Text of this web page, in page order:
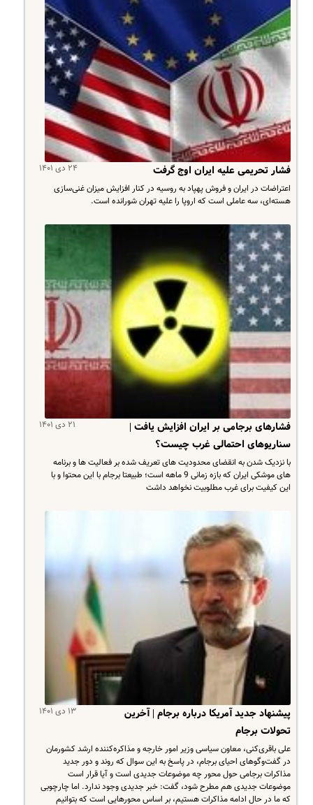
۲۴ دی ۱۴۰۱ فشار تحریمی علیه ایران اوج گرفت
اعتراضات در ایران و فروش پهپاد به روسیه در کنار افزایش میزان غنی‌سازی
هسته‌ای، سه عاملی است که اروپا را علیه تهران شورانده است.
۲۱ دی ۱۴۰۱
فشارهای برجامی بر ایران افزایش یافت |
سناریوهای احتمالی غرب چیست؟
با نزدیک شدن به انقضای محدودیت های تعریف شده بر فعالیت ها و برنامه
های موشکی ایران که بازه زمانی 9 ماهه است؛ طبیعتا برجام با این محتوا و با
این کیفیت برای غرب مطلوبیت نخواهد داشت
۱۳ دی ۱۴۰۱
پیشنهاد جدید آمریکا درباره برجام | آخرین
تحولات برجام
علی باقری‌کنی، معاون سیاسی وزیر امور خارجه و مذاکره‌کننده ارشد کشورمان
در گفت‌وگوهای احیای برجام، در پاسخ به این سوال که روند و دور جدید
مذاکرات برجامی حول محور چه موضوعات جدیدی است و آیا قرار است
موضوعات جدیدی هم مطرح شود، گفت: خبر جدیدی وجود ندارد. اما چارچوبی
که ما در حال ادامه مذاکرات هستیم، بر اساس محورهایی است که بتوانیم